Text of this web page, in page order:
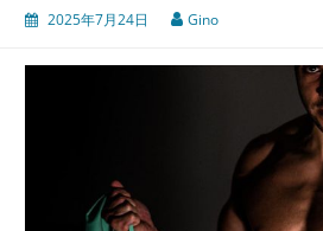
2025年7月24日 Gino